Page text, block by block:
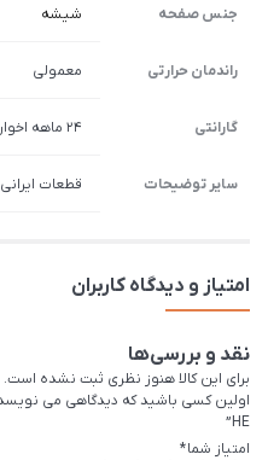
جنس صفحه شیشه
راندمان حرارتی معمولی
گارانتی ۲۴ ماهه اخوان
سایر توضیحات قطعات ایرانی
امتیاز و دیدگاه کاربران
نقد و بررسی‌ها
برای این کالا هنوز نظری ثبت نشده است.
HE”
امتیاز شما*